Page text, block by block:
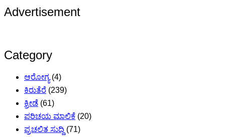
Advertisement
Category
ಆರೋಗ್ಯ(4)
ಕಿರುತೆರೆ (239)
ಕ್ರೀಡೆ (61)
ಪರಿಚಯ ಮಾಲಿಕೆ (20)
ಪ್ರಚಲಿತ ಸುದ್ದಿ (71)